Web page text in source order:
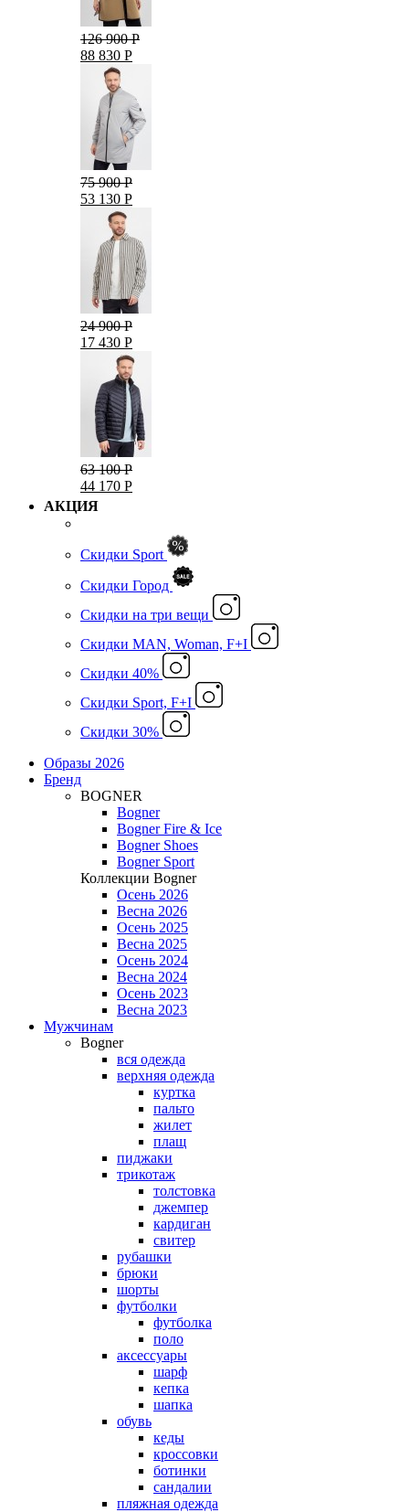
126 900 Р
88 830 Р
75 900 Р
53 130 Р
24 900 Р
17 430 Р
63 100 Р
44 170 Р
АКЦИЯ
Скидки Sport
Скидки Город
Cкидки на три вещи
Скидки MAN, Woman, F+I
Скидки 40%
Скидки Sport, F+I
Скидки 30%
Образы 2026
Бренд
BOGNER
Bogner
Bogner Fire & Ice
Bogner Shoes
Bogner Sport
Коллекции Bogner
Осень 2026
Весна 2026
Осень 2025
Весна 2025
Осень 2024
Весна 2024
Осень 2023
Весна 2023
Мужчинам
Bogner
вся одежда
верхняя одежда
куртка
пальто
жилет
плащ
пиджаки
трикотаж
толстовка
джемпер
кардиган
свитер
рубашки
брюки
шорты
футболки
футболка
поло
аксессуары
шарф
кепка
шапка
обувь
кеды
кроссовки
ботинки
сандалии
пляжная одежда